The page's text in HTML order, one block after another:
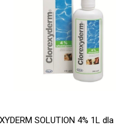
SOLUTION 4% 1L